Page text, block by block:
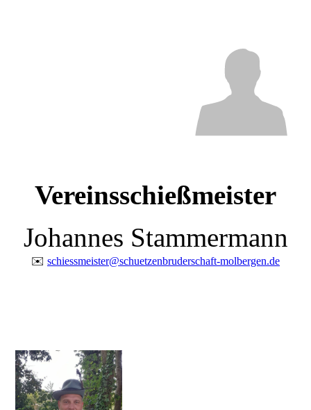
Vereinsschießmeister
Johannes Stammermann
✉️ schiessmeister@schuetzenbruderschaft-molbergen.de